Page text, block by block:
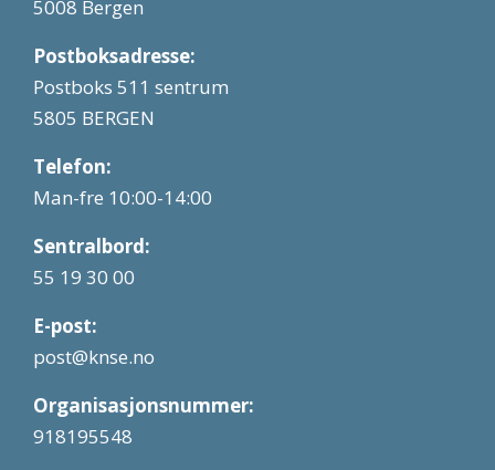
5008 Bergen
Postboksadresse:
Postboks 511 sentrum
5805 BERGEN
Telefon:
Man-fre 10:00-14:00
Sentralbord:
55 19 30 00
E-post:
post@knse.no
Organisasjonsnummer:
918195548